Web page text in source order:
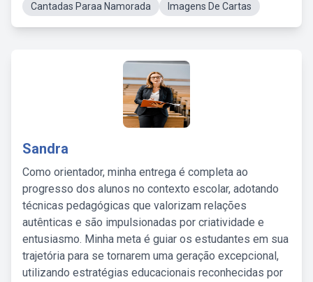
Cantadas Paraa Namorada
Imagens De Cartas
Sandra
Como orientador, minha entrega é completa ao
progresso dos alunos no contexto escolar, adotando
técnicas pedagógicas que valorizam relações
autênticas e são impulsionadas por criatividade e
entusiasmo. Minha meta é guiar os estudantes em sua
trajetória para se tornarem uma geração excepcional,
utilizando estratégias educacionais reconhecidas por